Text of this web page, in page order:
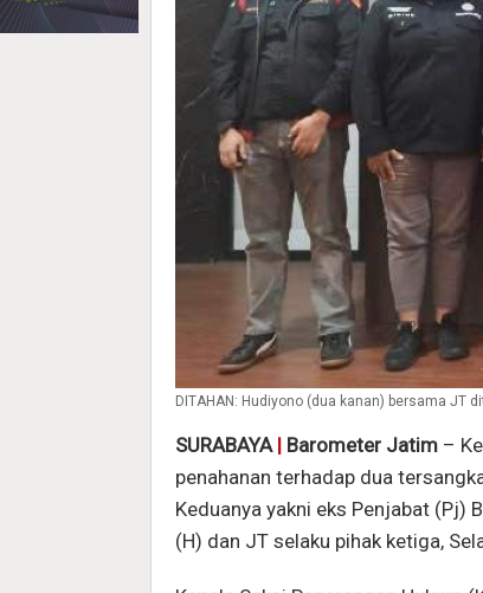
DITAHAN: Hudiyono (dua kanan) bersama JT
SURABAYA | Barometer Jatim –
penahanan terhadap dua
Keduanya yakni eks Penjabat (Pj)
(H) dan JT selaku pihak ketiga,